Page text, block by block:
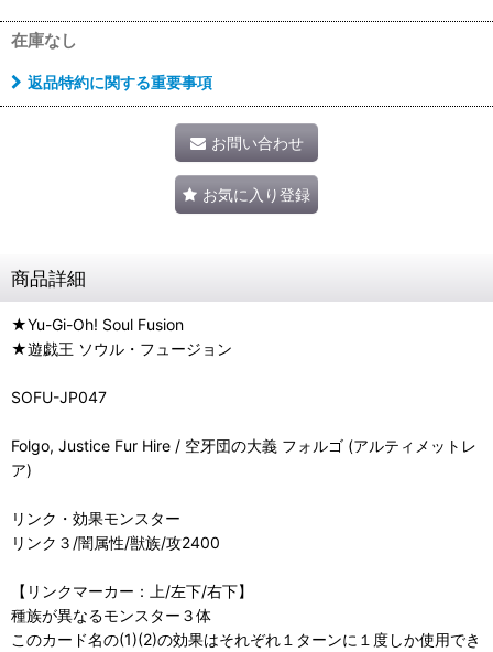
在庫なし
返品特約に関する重要事項
お問い合わせ
お気に入り登録
商品詳細
★Yu-Gi-Oh! Soul Fusion
★遊戯王 ソウル・フュージョン
SOFU-JP047
Folgo, Justice Fur Hire / 空牙団の大義 フォルゴ (アルティメットレ
ア)
リンク・効果モンスター
リンク３/闇属性/獣族/攻2400
【リンクマーカー：上/左下/右下】
種族が異なるモンスター３体
このカード名の(1)(2)の効果はそれぞれ１ターンに１度しか使用でき